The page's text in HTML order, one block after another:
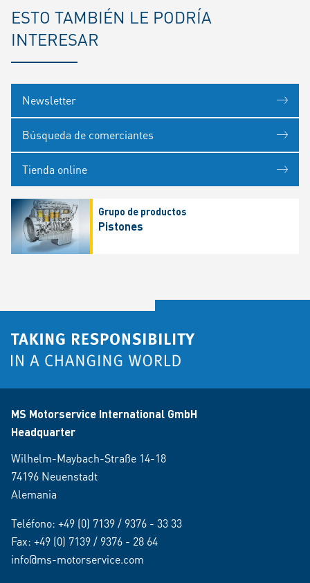
ESTO TAMBIÉN LE PODRÍA
INTERESAR
Newsletter
Búsqueda de comerciantes
Tienda online
Grupo de productos
Pistones
MS Motorservice International GmbH
Headquarter
Wilhelm-Maybach-Straße 14-18
74196 Neuenstadt
Alemania
Teléfono: +49 (0) 7139 / 9376 - 33 33
Fax: +49 (0) 7139 / 9376 - 28 64
info@ms-motorservice.com